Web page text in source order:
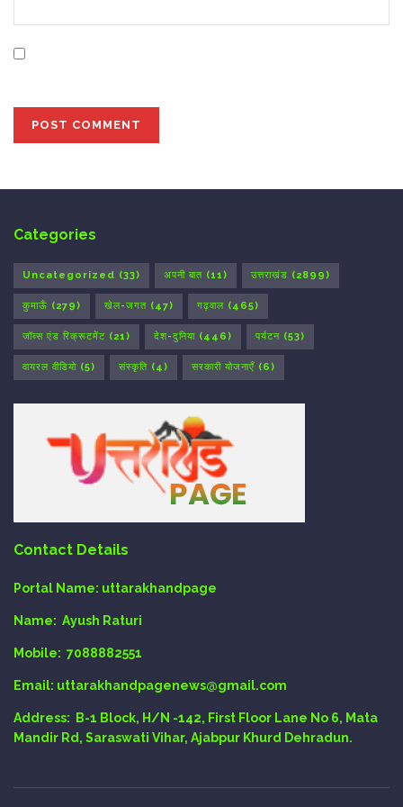
Categories
Uncategorized (33) अपनी बात (11) उत्तराखंड (2899)
कुमाऊँ (279) खेल-जगत (47) गढ़वाल (465)
जॉब्स एंड रिक्रूटमेंट (21) देश-दुनिया (446) पर्यटन (53)
वायरल वीडियो (5) संस्कृति (4) सरकारी योजनाएँ (6)
Contact Details
Portal Name: uttarakhandpage
Name: Ayush Raturi
Mobile: 7088882551
Email: uttarakhandpagenews@gmail.com
Address:
B-1 Block, H/N -142, First Floor Lane No 6, Mata
Mandir Rd, Saraswati Vihar, Ajabpur Khurd Dehradun.